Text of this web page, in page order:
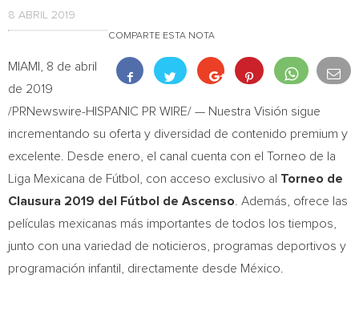
8 ABRIL 2019
COMPARTE ESTA NOTA
MIAMI
, 8 de abril
de 2019
/PRNewswire-HISPANIC PR WIRE/ — Nuestra Visión sigue
incrementando su oferta y diversidad de contenido premium y
excelente. Desde enero, el canal cuenta con el Torneo de la
Liga Mexicana de Fútbol, con acceso exclusivo al Torneo de
Clausura 2019 del Fútbol de Ascenso . Además, ofrece las
películas mexicanas más importantes de todos los tiempos,
junto con una variedad de noticieros, programas deportivos y
programación infantil, directamente desde México.